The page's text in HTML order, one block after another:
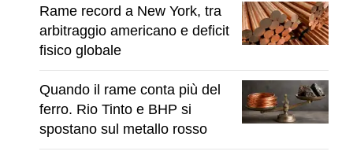
Rame record a New York, tra
arbitraggio americano e deficit
fisico globale
Quando il rame conta più del
ferro. Rio Tinto e BHP si
spostano sul metallo rosso